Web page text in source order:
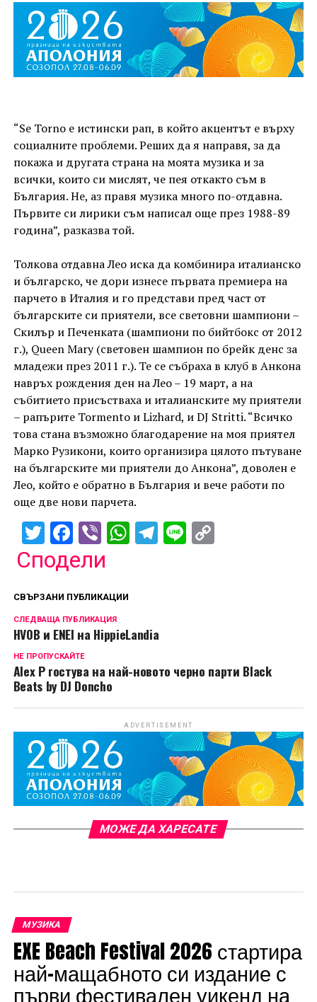
“Se Torno е истински рап, в който акцентът е върху
социалните проблеми. Реших да я направя, за да
покажа и другата страна на моята музика и за
всички, които си мислят, че пея откакто съм в
България. Не, аз правя музика много по-отдавна.
Първите си лирики съм написал още през 1988-89
година”, разказва той.
Толкова отдавна Лео иска да комбинира италианско
и българско, че дори изнесе първата премиера на
парчето в Италия и го представи пред част от
българските си приятели, все световни шампиони –
Скилър и Печенката (шампиони по бийтбокс от 2012
г.), Queen Mary (световен шампион по брейк денс за
младежи през 2011 г.). Те се събраха в клуб в Анкона
навръх рождения ден на Лео – 19 март, а на
събитието присъстваха и италианските му приятели
– рапъритеTormento и Lizhard, и DJ Stritti. “Всичко
това стана възможно благодарение на моя приятел
Марко Рузикони, които организира цялото пътуване
на българските ми приятели до Анкона”, доволен е
Лео, който е обратно в България и вече работи по
още две нови парчета.
Twitter
Facebook
ViberWhatsApp
Telegram
LineCopy
Сподели
СВЪРЗАНИ ПУБЛИКАЦИИ
СЛЕДВАЩА ПУБЛИКАЦИЯ
HVOB и ENEI на HippieLandia
НЕ ПРОПУСКАЙТЕ
Alex P гостува на най-новото черно парти Black
Beats by DJ Doncho
ADVERTISEMENT
МОЖЕ ДА ХАРЕСАТЕ
МУЗИКА
EXE Beach Festival 2026 стартира
най-мащабното си издание с
първи фестивален уикенд на